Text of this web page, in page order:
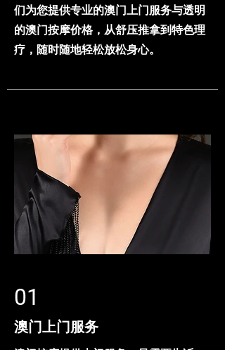
们为您提供专业的澳门上门服务与透明
的澳门按摩价格，从舒压推拿到特色理
疗，随时随地轻松放松身心。
01
澳门上门服务